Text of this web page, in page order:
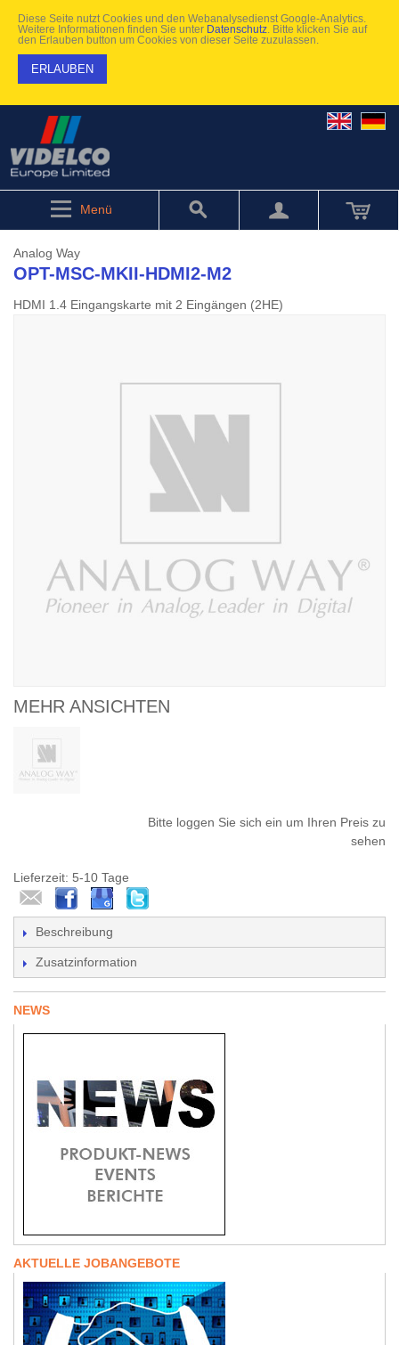
Diese Seite nutzt Cookies und den Webanalysedienst Google-Analytics.
Weitere Informationen finden Sie unter Datenschutz . Bitte klicken Sie auf
den Erlauben button um Cookies von dieser Seite zuzulassen.
ERLAUBEN
Menü
Analog Way
OPT-MSC-MKII-HDMI2-M2
HDMI 1.4 Eingangskarte mit 2 Eingängen (2HE)
MEHR ANSICHTEN
Bitte loggen Sie sich ein um Ihren Preis zu
sehen
Lieferzeit: 5-10 Tage
Beschreibung
Zusatzinformation
NEWS
AKTUELLE JOBANGEBOTE